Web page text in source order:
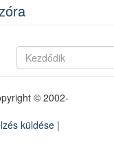
© 2002-
küldése |